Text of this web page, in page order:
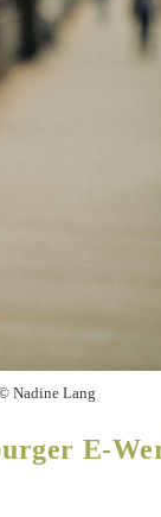
Nadine Lang
E-